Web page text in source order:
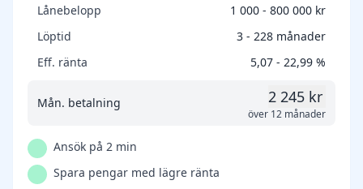
Lånebelopp
1 000 - 800 000 kr
Löptid
3 - 228 månader
Eff. ränta
5,07 - 22,99 %
Mån. betalning 2 245 kr
över 12 månader
Ansök på 2 min
Spara pengar med lägre ränta